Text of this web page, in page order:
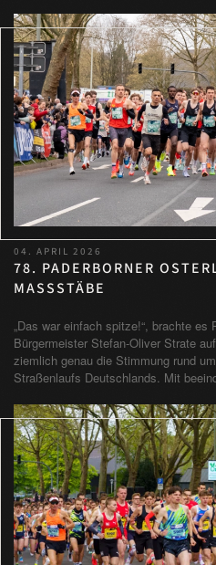
04. APRIL 2026
78. PADERBORNER
MASSSTÄBE
„Das war einfach spitze!“, brachte es
Bürgermeister Stefan-Oliver Strate
ziemlich genau die Stimmung rund
Straßenlaufs Deutschlands. Mit